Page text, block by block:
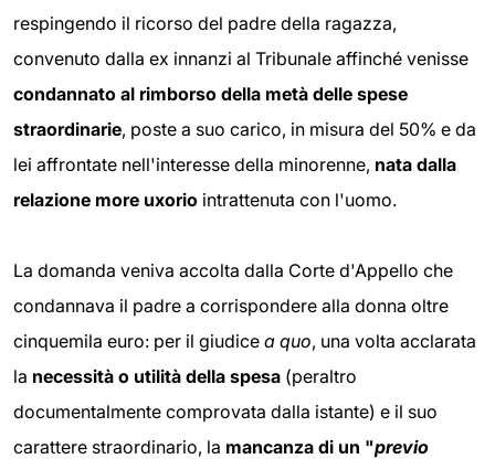
respingendo il ricorso del padre della ragazza,
convenuto dalla ex innanzi al Tribunale affinché venisse
condannato al rimborso della metà delle spese
straordinarie, poste a suo carico, in misura del 50% e da
lei affrontate nell'interesse della minorenne, nata dalla
relazione more uxorio intrattenuta con l'uomo.
La domanda veniva accolta dalla Corte d'Appello che
condannava il padre a corrispondere alla donna oltre
cinquemila euro: per il giudice a quo, una volta acclarata
la necessità o utilità della spesa (peraltro
documentalmente comprovata dalla istante) e il suo
carattere straordinario, la mancanza di un "previo